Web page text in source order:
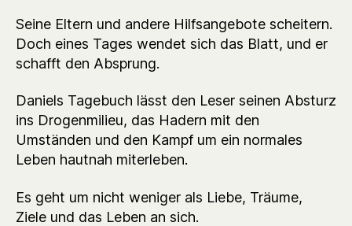
Seine Eltern und andere Hilfsangebote scheitern.
Doch eines Tages wendet sich das Blatt, und er
schafft den Absprung.
Daniels Tagebuch lässt den Leser seinen Absturz
ins Drogenmilieu, das Hadern mit den
Umständen und den Kampf um ein normales
Leben hautnah miterleben.
Es geht um nicht weniger als Liebe, Träume,
Ziele und das Leben an sich.